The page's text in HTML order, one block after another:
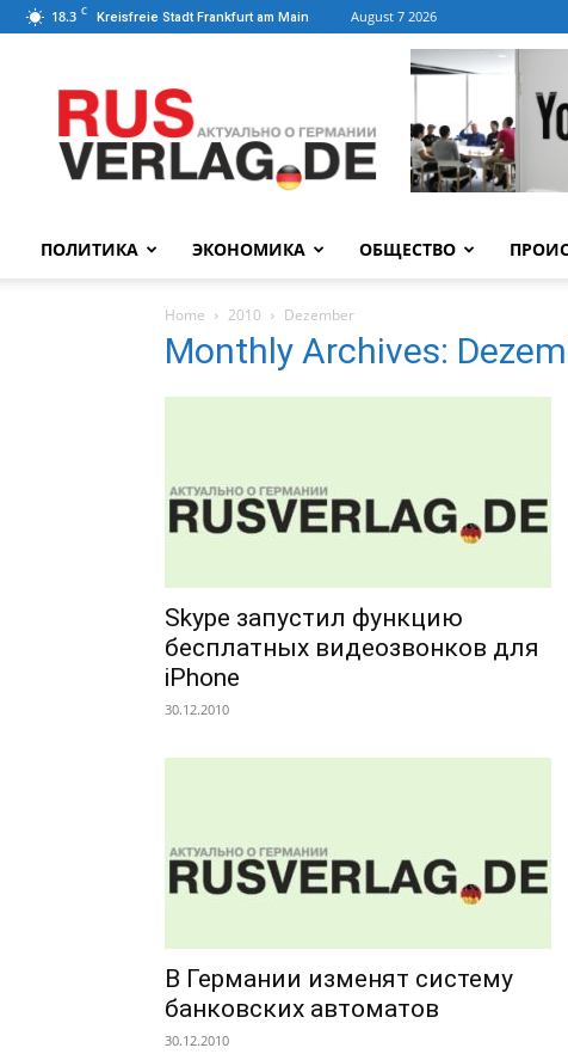
18.3 C Kreisfreie Stadt Frankfurt am Main August 7 2026
ПОЛИТИКА ЭКОНОМИКА ОБЩЕСТВО
Home 2010 Dezember
Monthly Archives:
Skype запустил функцию
бесплатных видеозвонков для
iPhone
30.12.2010
В Германии изменят систему
банковских автоматов
30.12.2010